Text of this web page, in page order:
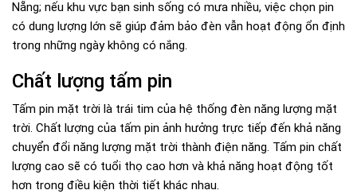
Nẵng; nếu khu vực bạn sinh sống có mưa nhiều, việc chọn pin
có dung lượng lớn sẽ giúp đảm bảo đèn vẫn hoạt động ổn định
trong những ngày không có nắng.
Chất lượng tấm pin
Tấm pin mặt trời là trái tim của hệ thống đèn năng lượng mặt
trời. Chất lượng của tấm pin ảnh hưởng trực tiếp đến khả năng
chuyển đổi năng lượng mặt trời thành điện năng. Tấm pin chất
lượng cao sẽ có tuổi thọ cao hơn và khả năng hoạt động tốt
hơn trong điều kiện thời tiết khác nhau.